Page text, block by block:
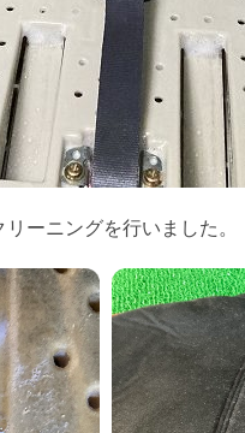
ーニングを行いました。